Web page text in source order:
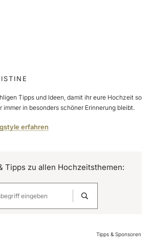
Tipps und Ideen, damit ihr eure Hochzeit so
immer in besonders schöner Erinnerung bleibt.
erfahren
Tipps zu allen Hochzeitsthemen:
Tipps & Sponsoren